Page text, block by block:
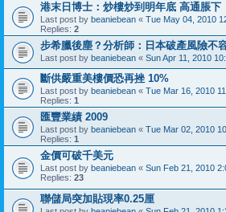
港末日博士：炒樓炒到明年底 高通脹下
Last post by beaniebean « Tue May 04, 2010
Replies: 2
步希臘後塵？分析師：日本破產風險不
Last post by beaniebean « Sun Apr 11, 2010
斷供嚴重美樓價恐再挫 10%
Last post by beaniebean « Tue Mar 16, 2010
Replies: 1
匯豐業績 2009
Last post by beaniebean « Tue Mar 02, 2010
Replies: 1
金價可破千美元
Last post by beaniebean « Sun Feb 21, 2010
Replies: 23
聯儲局突加貼現率0.25厘